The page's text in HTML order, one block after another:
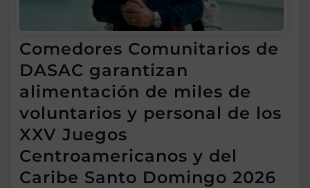
Comedores Comunitarios de
DASAC garantizan
alimentación de miles de
voluntarios y personal de los
XXV Juegos
Centroamericanos y del
Caribe Santo Domingo 2026